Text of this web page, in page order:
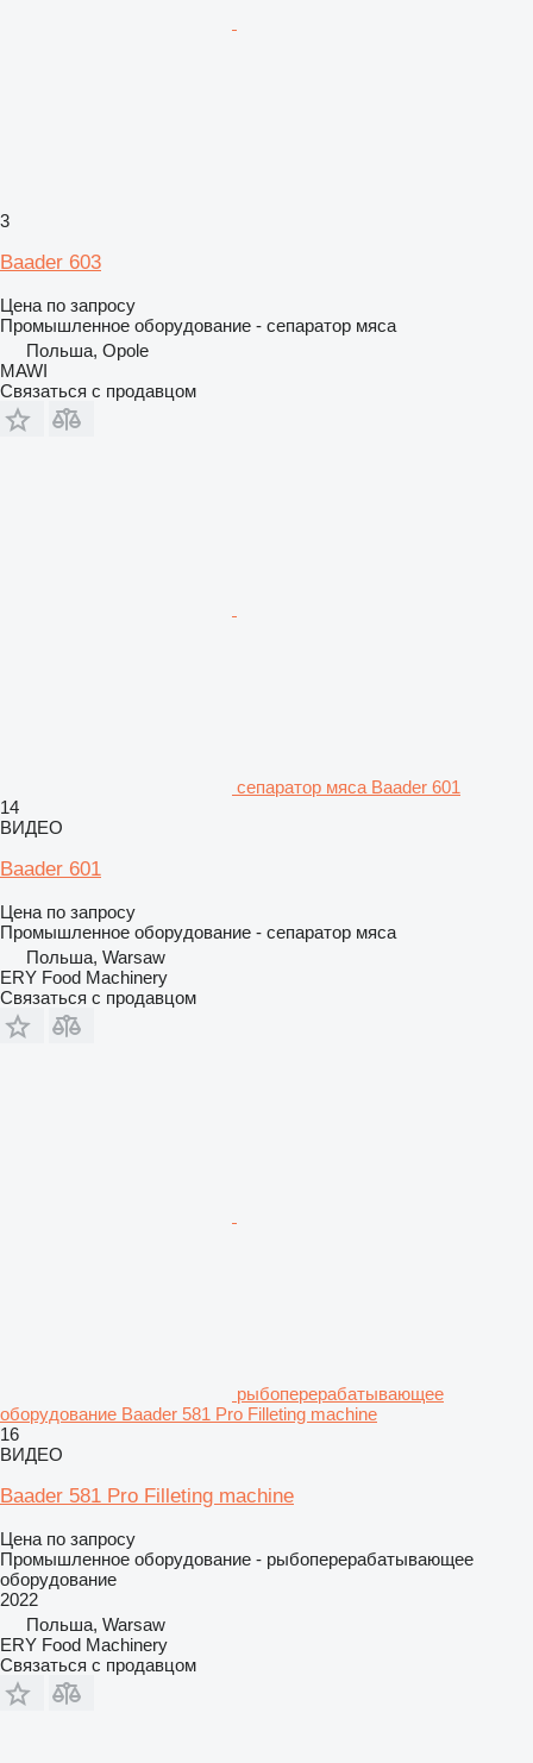
3
Baader 603
Цена по запросу
Промышленное оборудование - сепаратор мяса
Польша, Opole
MAWI
Связаться с продавцом
сепаратор мяса Baader 601
14
ВИДЕО
Baader 601
Цена по запросу
Промышленное оборудование - сепаратор мяса
Польша, Warsaw
ERY Food Machinery
Связаться с продавцом
рыбоперерабатывающее
оборудование Baader 581 Pro Filleting machine
16
ВИДЕО
Baader 581 Pro Filleting machine
Цена по запросу
Промышленное оборудование - рыбоперерабатывающее
оборудование
2022
Польша, Warsaw
ERY Food Machinery
Связаться с продавцом